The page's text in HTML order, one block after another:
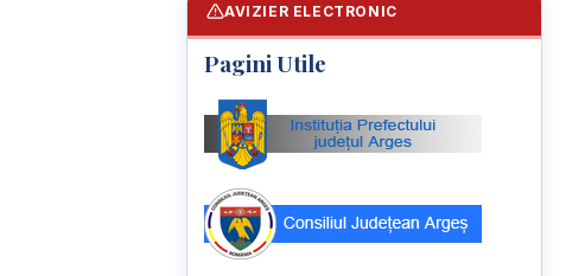
AVIZIER ELECTRONIC
Pagini Utile